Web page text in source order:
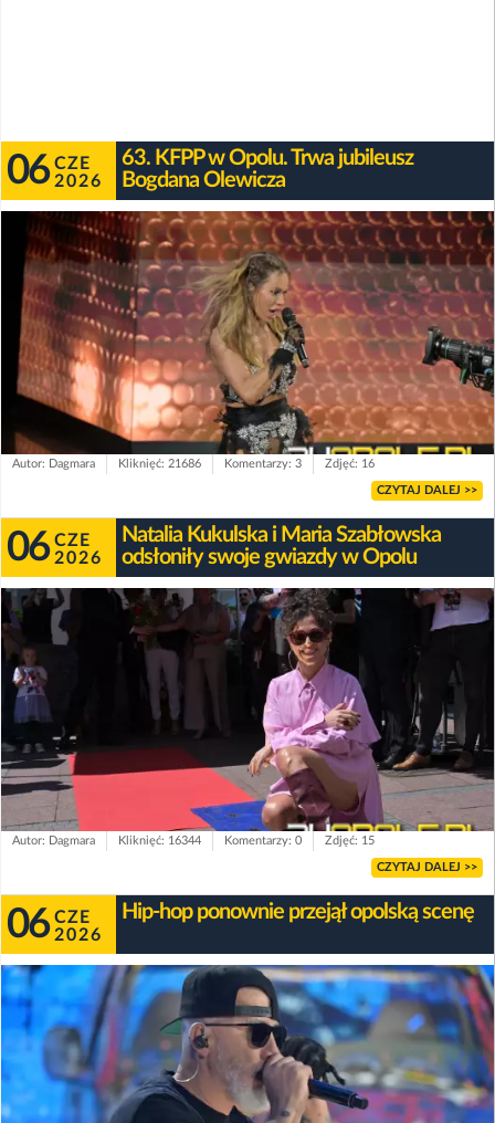
06 CZE
2026
63. KFPP w Opolu. Trwa jubileusz
Bogdana Olewicza
Autor: Dagmara Kliknięć: 21686 Komentarzy: 3 Zdjęć: 16
CZYTAJ DALEJ >>
06 CZE
2026
Natalia Kukulska i Maria Szabłowska
odsłoniły swoje gwiazdy w Opolu
Autor: Dagmara Kliknięć: 16344 Komentarzy: 0 Zdjęć: 15
CZYTAJ DALEJ >>
06 CZE
2026
Hip-hop ponownie przejął opolską scenę